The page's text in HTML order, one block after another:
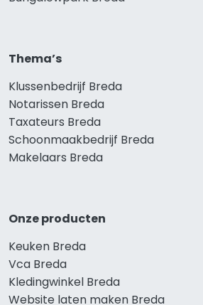
Thema’s
Klussenbedrijf Breda
Notarissen Breda
Taxateurs Breda
Schoonmaakbedrijf Breda
Makelaars Breda
Onze producten
Keuken Breda
Vca Breda
Kledingwinkel Breda
Website laten maken Breda